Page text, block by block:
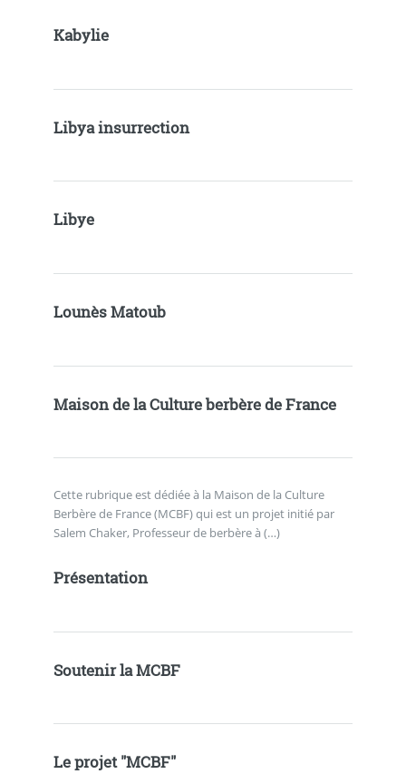
Kabylie
Libya insurrection
Libye
Lounès Matoub
Maison de la Culture berbère de France
Cette rubrique est dédiée à la Maison de la Culture
Berbère de France (MCBF) qui est un projet initié par
Salem Chaker, Professeur de berbère à (…)
Présentation
Soutenir la MCBF
Le projet "MCBF"